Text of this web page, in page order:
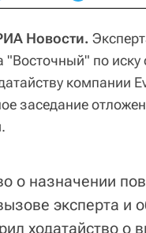
Новости.
"Восточный" по
компании
заседание
о назначении
эксперта и
ходатайство о